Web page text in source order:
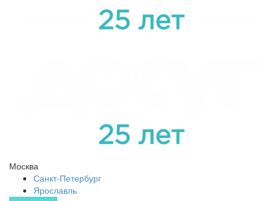
Москва
Санкт-Петербург
Ярославль